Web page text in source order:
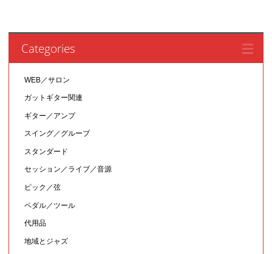
Categories
WEB／サロン
ガットギター関連
ギター／アンプ
スイング／グルーブ
スタンダード
セッション／ライブ／音源
ピック／弦
ペダル／ツール
代用品
地域とジャズ